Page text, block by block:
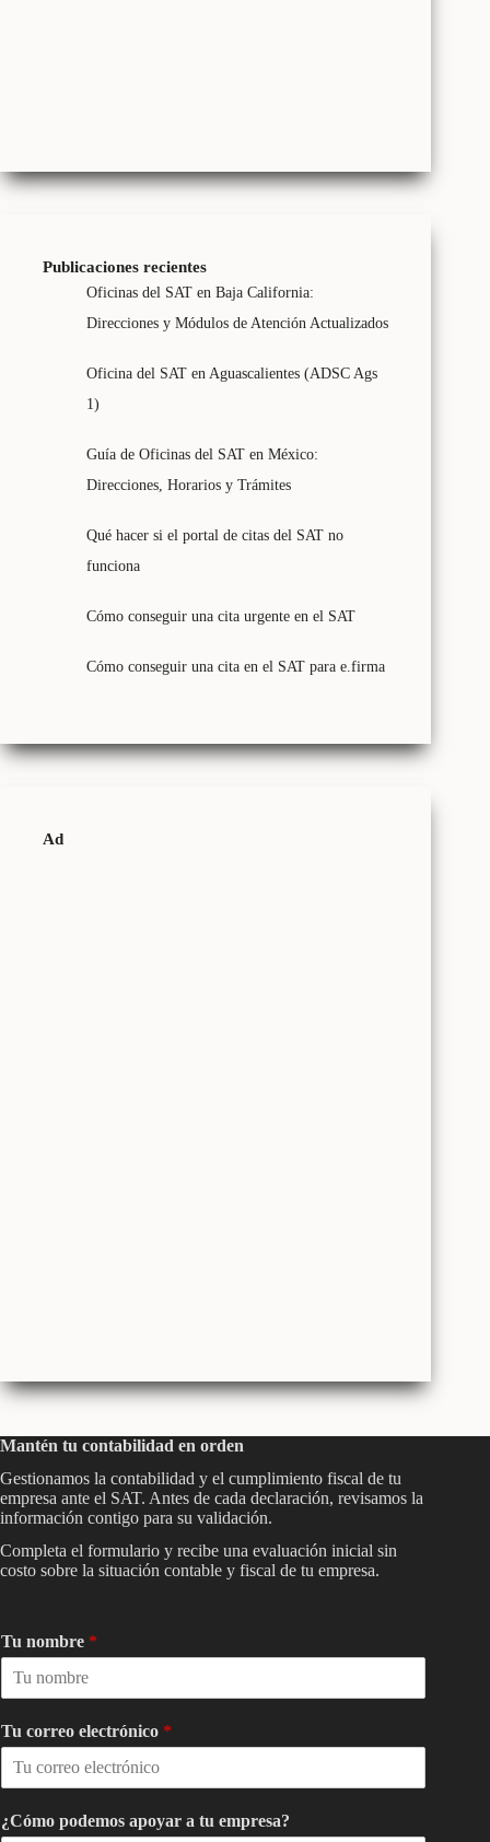
Publicaciones recientes
Oficinas del SAT en Baja California:
Direcciones y Módulos de Atención Actualizados
Oficina del SAT en Aguascalientes (ADSC Ags
1)
Guía de Oficinas del SAT en México:
Direcciones, Horarios y Trámites
Qué hacer si el portal de citas del SAT no
funciona
Cómo conseguir una cita urgente en el SAT
Cómo conseguir una cita en el SAT para e.firma
Ad
Mantén tu contabilidad en orden
Gestionamos la contabilidad y el cumplimiento fiscal de tu
empresa ante el SAT. Antes de cada declaración, revisamos la
información contigo para su validación.
Completa el formulario y recibe una evaluación inicial sin
costo sobre la situación contable y fiscal de tu empresa.
Tu nombre *
Tu correo electrónico *
¿Cómo podemos apoyar a tu empresa?